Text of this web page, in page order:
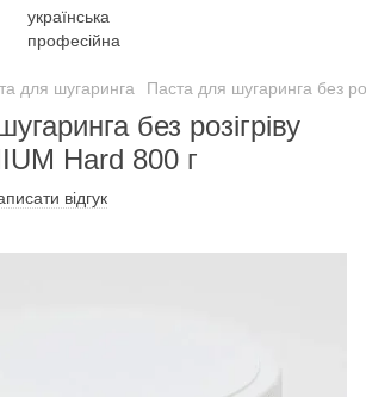
для шугаринга Паста для шугаринга без
без розігріву
Hard 800 г
відгук